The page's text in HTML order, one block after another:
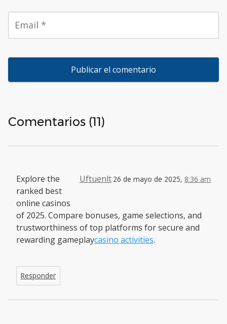
Comentarios (11)
Uftuenlt 26 de mayo de 2025, 8:36 am
Explore the
ranked best
online casinos
of 2025. Compare bonuses, game selections, and
trustworthiness of top platforms for secure and
rewarding gameplaycasino activities.
Responder